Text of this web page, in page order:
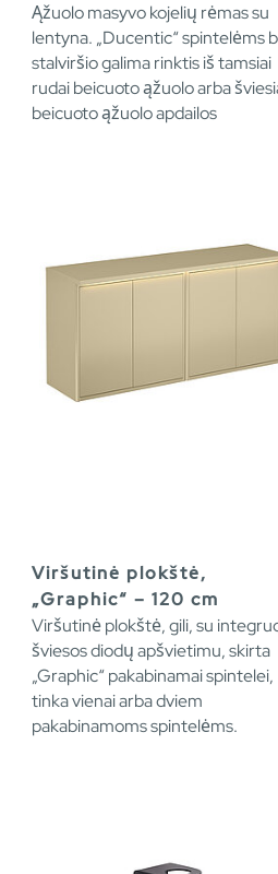
Ąžuolo masyvo kojelių rėmas su
lentyna. „Ducentic“ spintelėms
stalviršio galima rinktis iš tamsiai
rudai beicuoto ąžuolo arba
beicuoto ąžuolo apdailos
Viršutinė plokštė,
„Graphic“ – 120 cm
Viršutinė plokštė, gili, su
šviesos diodų apšvietimu, skirta
„Graphic“ pakabinamai spintelei,
tinka vienai arba dviem
pakabinamoms spintelėms.